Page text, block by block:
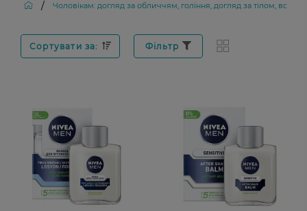
/ Чоловікам: догляд за обличчям, гоління, догляд за тілом,
Сортувати за: Фільтр